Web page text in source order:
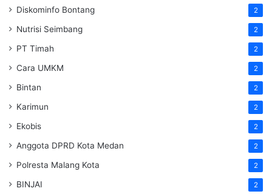
Diskominfo Bontang 2
Nutrisi Seimbang 2
PT Timah 2
Cara UMKM 2
Bintan 2
Karimun 2
Ekobis 2
Anggota DPRD Kota Medan 2
Polresta Malang Kota 2
BINJAI 2